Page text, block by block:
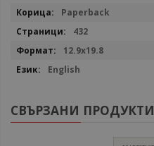
Paperback
432
12.9x19.8
English
СВЪРЗАНИ ПРОДУКТИ